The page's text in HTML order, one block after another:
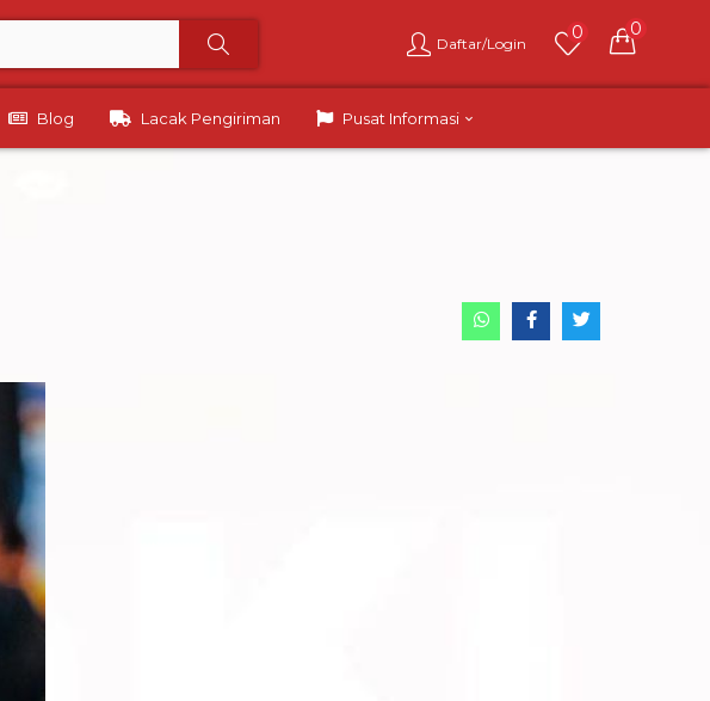
Daftar/Login
0 0
Blog Lacak Pengiriman Pusat Informasi